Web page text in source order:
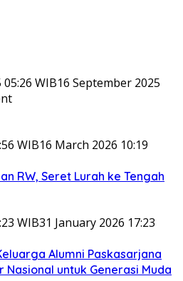
WIB16 September 2025
WIB16 March 2026 10:19
RW, Seret Lurah ke Tengah
WIB31 January 2026 17:23
Alumni Paskasarjana
Nasional untuk Generasi Muda